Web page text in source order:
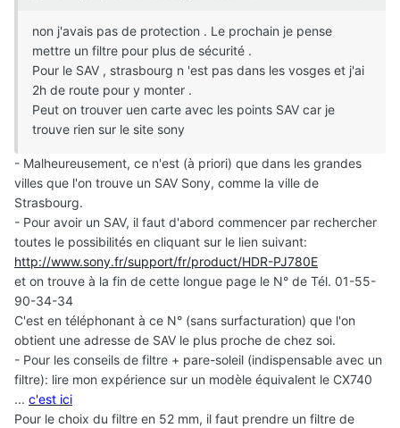
non j'avais pas de protection . Le prochain je pense
mettre un filtre pour plus de sécurité .
Pour le SAV , strasbourg n 'est pas dans les vosges et j'ai
2h de route pour y monter .
Peut on trouver uen carte avec les points SAV car je
trouve rien sur le site sony
- Malheureusement, ce n'est (à priori) que dans les grandes
villes que l'on trouve un SAV Sony, comme la ville de
Strasbourg.
- Pour avoir un SAV, il faut d'abord commencer par rechercher
toutes le possibilités en cliquant sur le lien suivant:
http://www.sony.fr/support/fr/product/HDR-PJ780E
et on trouve à la fin de cette longue page le N° de Tél. 01-55-
90-34-34
C'est en téléphonant à ce N° (sans surfacturation) que l'on
obtient une adresse de SAV le plus proche de chez soi.
- Pour les conseils de filtre + pare-soleil (indispensable avec un
filtre): lire mon expérience sur un modèle équivalent le CX740
... c'est ici
Pour le choix du filtre en 52 mm, il faut prendre un filtre de